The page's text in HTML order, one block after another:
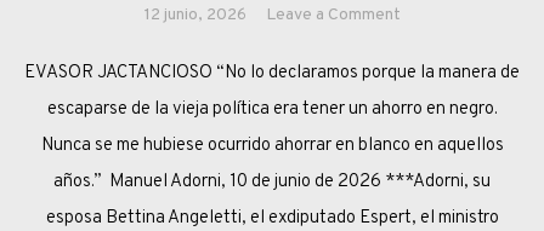
12 junio, 2026 Leave a Commenton
INOCENTE
(FISCAL)
EVASOR JACTANCIOSO “No lo declaramos porque la manera de
escaparse de la vieja política era tener un ahorro en negro.
Nunca se me hubiese ocurrido ahorrar en blanco en aquellos
años.” Manuel Adorni, 10 de junio de 2026 ***Adorni, su
esposa Bettina Angeletti, el exdiputado Espert, el ministro